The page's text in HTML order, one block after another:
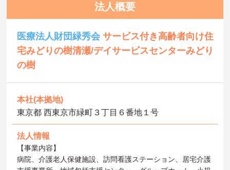
法人概要
医療法人財団緑秀会サービス付き高齢者向け住
宅みどりの樹清瀬/デイサービスセンターみどり
の樹
本社(本拠地)
東京都 西東京市緑町３丁目６番地１号
法人情報
【事業内容】
病院、介護老人保健施設、訪問看護ステーション、居宅介護